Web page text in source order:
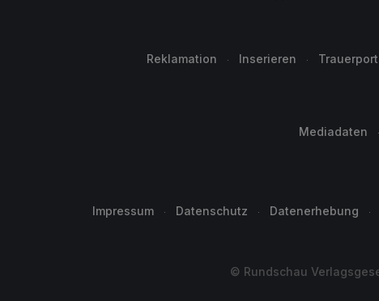
Reklamation Inserieren
Mediadaten
Impressum Datenschutz Datenerhebung
© Rundschau